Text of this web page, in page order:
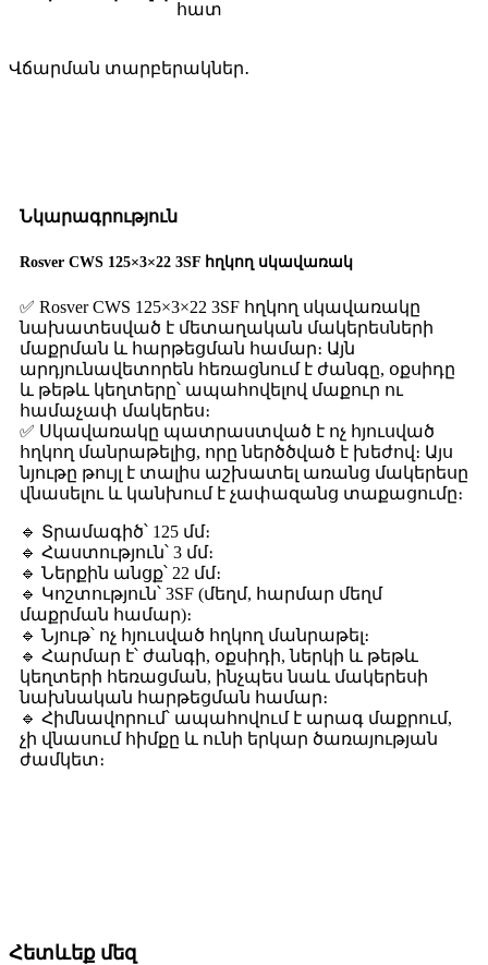
հատ
Վճարման տարբերակներ․
Նկարագրություն
Rosver CWS 125×3×22 3SF հղկող սկավառակ
✅ Rosver CWS 125×3×22 3SF հղկող սկավառակը
նախատեսված է մետաղական մակերեսների
մաքրման և հարթեցման համար։ Այն
արդյունավետորեն հեռացնում է ժանգը, օքսիդը
և թեթև կեղտերը՝ ապահովելով մաքուր ու
համաչափ մակերես։
✅ Սկավառակը պատրաստված է ոչ հյուսված
հղկող մանրաթելից, որը ներծծված է խեժով։ Այս
նյութը թույլ է տալիս աշխատել առանց մակերեսը
վնասելու և կանխում է չափազանց տաքացումը։
🔹 Տրամագիծ՝ 125 մմ։
🔹 Հաստություն՝ 3 մմ։
🔹 Ներքին անցք՝ 22 մմ։
🔹 Կոշտություն՝ 3SF (մեղմ, հարմար մեղմ
մաքրման համար)։
🔹 Նյութ՝ ոչ հյուսված հղկող մանրաթել։
🔹 Հարմար է՝ ժանգի, օքսիդի, ներկի և թեթև
կեղտերի հեռացման, ինչպես նաև մակերեսի
նախնական հարթեցման համար։
🔹 Հիմնավորում՝ ապահովում է արագ մաքրում,
չի վնասում հիմքը և ունի երկար ծառայության
ժամկետ։
Հետևեք մեզ